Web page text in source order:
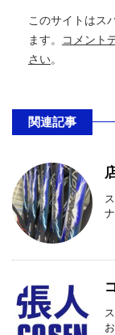
このサイトはス
ます。
コメント
さい。
関連記事